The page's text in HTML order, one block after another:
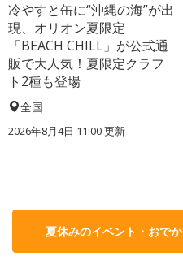
冷やすと缶に“沖縄の海”が出
現、オリオン夏限定
「BEACH CHILL」が公式通
販で大人気！夏限定クラフ
ト2種も登場
全国
2026年8月4日 11:00更新
夏休みのイベント・おで